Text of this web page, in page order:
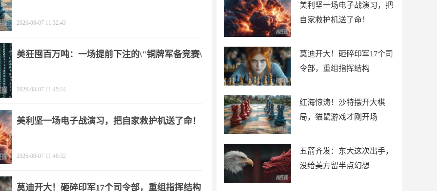
美利坚一场电子战演习，把
自家救护机送了命！
莫迪开大！砸碎印军17个司
令部，重组指挥结构
红海惊涛！沙特摆开大棋
局，猫鼠游戏才刚开场
五箭齐发：东大这次出手，
没给美方留半点幻想
2026-08-07 11:32:43
美狂囤百万吨：一场提前下注的\"铜牌军备竞赛\"
2026-08-07 11:45:24
美利坚一场电子战演习，把自家救护机送了命！
2026-08-07 11:40:32
莫迪开大！砸碎印军17个司令部，重组指挥结构